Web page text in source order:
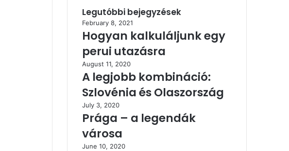
Legutóbbi bejegyzések
February 8, 2021
Hogyan kalkuláljunk egy
perui utazásra
August 11, 2020
A legjobb kombináció:
Szlovénia és Olaszország
July 3, 2020
Prága – a legendák
városa
June 10, 2020